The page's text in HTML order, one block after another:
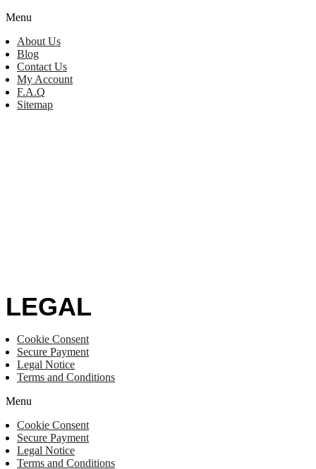
Menu
About Us
Blog
Contact Us
My Account
F.A.Q
Sitemap
LEGAL
Cookie Consent
Secure Payment
Legal Notice
Terms and Conditions
Menu
Cookie Consent
Secure Payment
Legal Notice
Terms and Conditions